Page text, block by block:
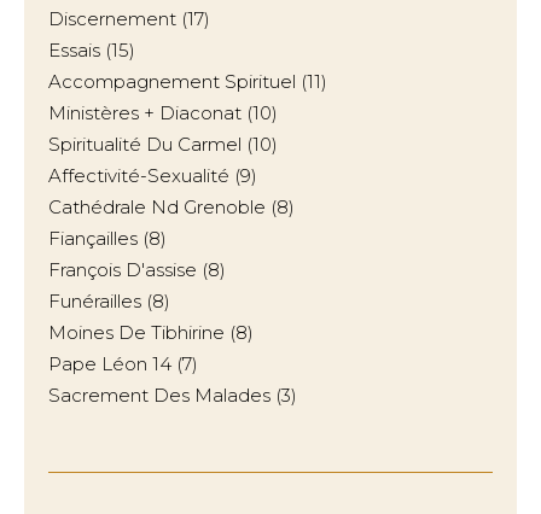
Discernement (17)
Essais (15)
Accompagnement Spirituel (11)
Ministères + Diaconat (10)
Spiritualité Du Carmel (10)
Affectivité-Sexualité (9)
Cathédrale Nd Grenoble (8)
Fiançailles (8)
François D'assise (8)
Funérailles (8)
Moines De Tibhirine (8)
Pape Léon 14 (7)
Sacrement Des Malades (3)